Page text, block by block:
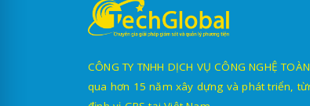
CÔNG TY TNHH DỊCH VỤ CÔNG NGHỆ
qua hơn 15 năm xây dựng và phát triển,